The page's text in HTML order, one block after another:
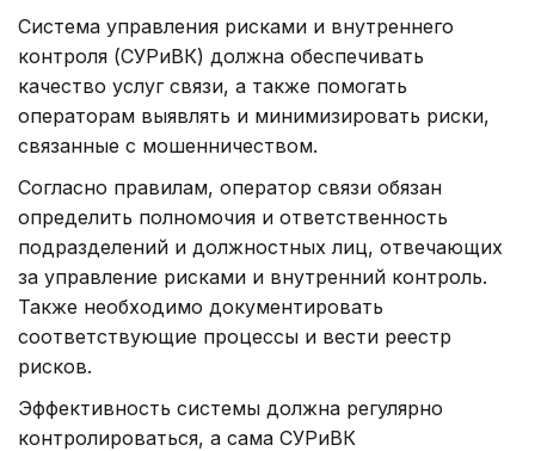
Система управления рисками и внутреннего
контроля (СУРиВК) должна обеспечивать
качество услуг связи, а также помогать
операторам выявлять и минимизировать риски,
связанные с мошенничеством.
Согласно правилам, оператор связи обязан
определить полномочия и ответственность
подразделений и должностных лиц, отвечающих
за управление рисками и внутренний контроль.
Также необходимо документировать
соответствующие процессы и вести реестр
рисков.
Эффективность системы должна регулярно
контролироваться, а сама СУРиВК